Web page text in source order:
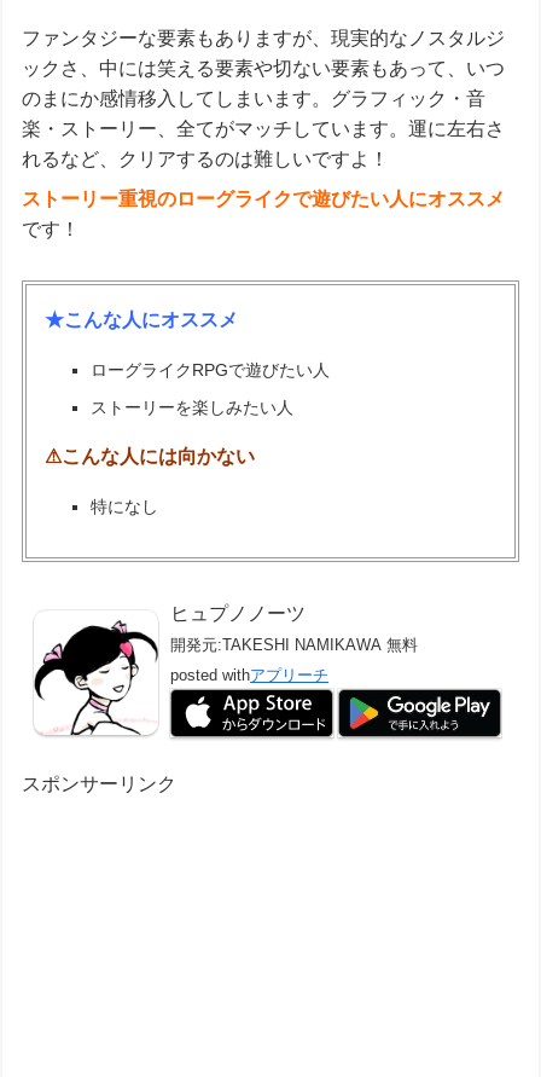
ファンタジーな要素もありますが、現実的なノスタルジ
ックさ、中には笑える要素や切ない要素もあって、いつ
のまにか感情移入してしまいます。グラフィック・音
楽・ストーリー、全てがマッチしています。運に左右さ
れるなど、クリアするのは難しいですよ！
ストーリー重視のローグライクで遊びたい人にオススメ
です！
★こんな人にオススメ
ローグライクRPGで遊びたい人
ストーリーを楽しみたい人
⚠こんな人には向かない
特になし
ヒュプノノーツ
開発元:TAKESHI NAMIKAWA 無料
posted withアプリーチ
スポンサーリンク